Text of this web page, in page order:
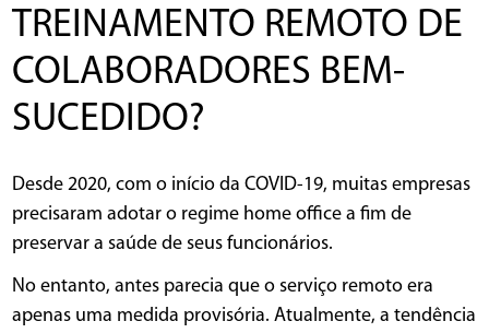
TREINAMENTO REMOTO DE
COLABORADORES BEM-
SUCEDIDO?
Desde 2020, com o início da COVID-19, muitas empresas
precisaram adotar o regime home office a fim de
preservar a saúde de seus funcionários.
No entanto, antes parecia que o serviço remoto era
apenas uma medida provisória. Atualmente, a tendência